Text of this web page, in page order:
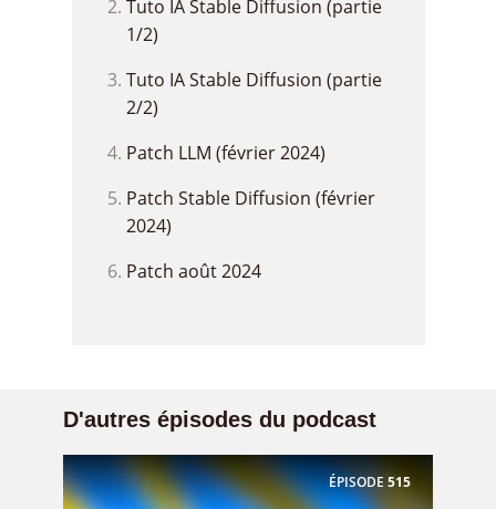
Tuto IA Stable Diffusion (partie
1/2)
Tuto IA Stable Diffusion (partie
2/2)
Patch LLM (février 2024)
Patch Stable Diffusion (février
2024)
Patch août 2024
D'autres épisodes du podcast
ÉPISODE 515